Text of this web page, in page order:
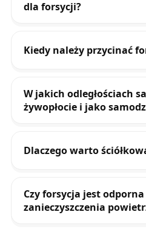
dla forsycji?
Kiedy należy przycinać
W jakich odległościach
żywopłocie i jako
Dlaczego warto
Czy forsycja jest
zanieczyszczenia